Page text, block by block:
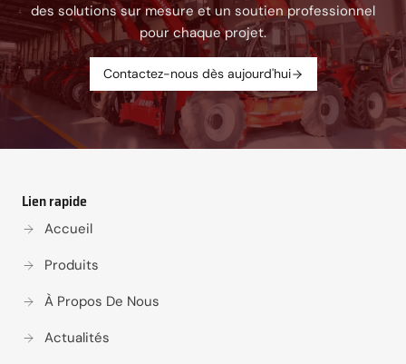
des solutions sur mesure et un soutien professionnel
pour chaque projet.
Contactez-nous dès aujourd'hui
Lien rapide
Accueil
Produits
À Propos De Nous
Actualités